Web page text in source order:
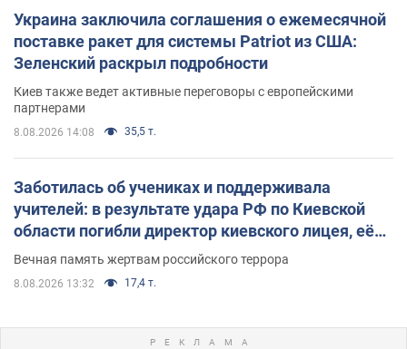
Украина заключила соглашения о ежемесячной
поставке ракет для системы Patriot из США:
Зеленский раскрыл подробности
Киев также ведет активные переговоры с европейскими
партнерами
8.08.2026 14:08 35,5 т.
Заботилась об учениках и поддерживала
учителей: в результате удара РФ по Киевской
области погибли директор киевского лицея, её
муж и внук
Вечная память жертвам российского террора
8.08.2026 13:32 17,4 т.